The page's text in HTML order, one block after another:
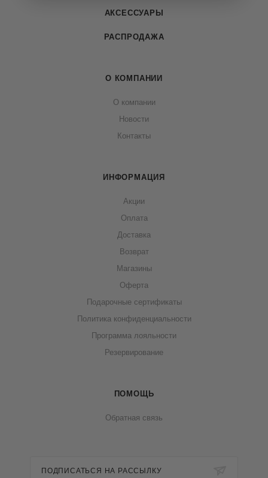
АКСЕССУАРЫ
РАСПРОДАЖА
О КОМПАНИИ
О компании
Новости
Контакты
ИНФОРМАЦИЯ
Акции
Оплата
Доставка
Возврат
Магазины
Оферта
Подарочные сертификаты
Политика конфиденциальности
Программа лояльности
Резервирование
ПОМОЩЬ
Обратная связь
ПОДПИСАТЬСЯ НА РАССЫЛКУ